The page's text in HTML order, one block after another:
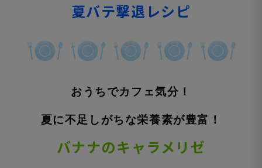
夏バテ撃退レシピ
おうちでカフェ気分！
夏に不足しがちな栄養素が豊富！
バナナのキャラメリゼ